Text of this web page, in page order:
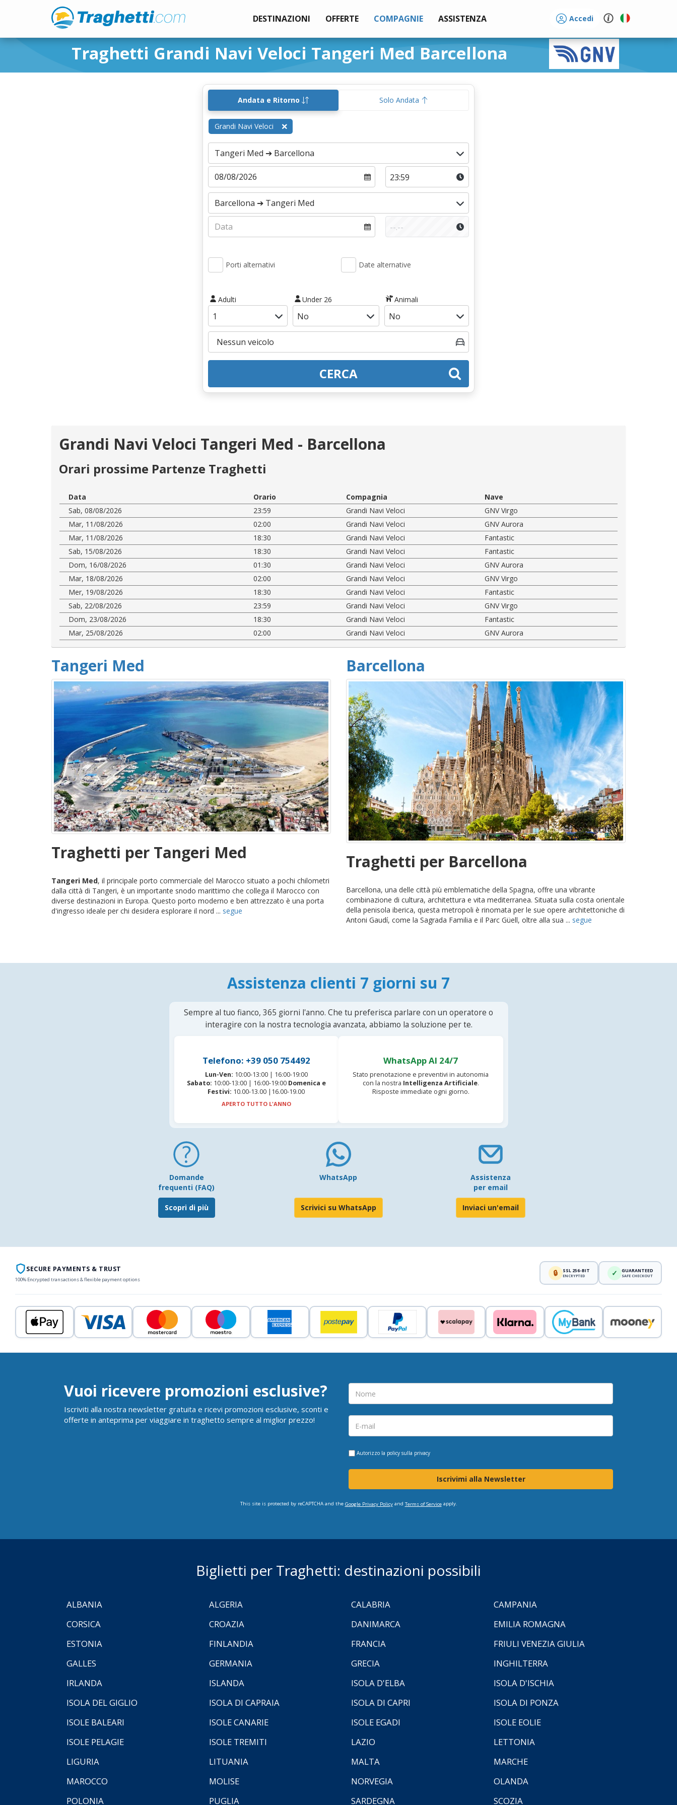
DESTINAZIONI OFFERTE COMPAGNIE ASSISTENZA Accedi
Traghetti Grandi Navi Veloci Tangeri Med Barcellona
Andata e Ritorno Solo Andata
Grandi Navi Veloci
Porti alternativi Date alternative
Adulti Under 26 Animali
CERCA
Grandi Navi Veloci Tangeri Med - Barcellona
Orari prossime Partenze Traghetti
Data Orario Compagnia
Nave
Sab, 08/08/2026
23:59 Grandi Navi Veloci
GNV Virgo
Mar, 11/08/2026
02:00 Grandi Navi Veloci
GNV Aurora
Mar, 11/08/2026
18:30 Grandi Navi Veloci
Fantastic
Sab, 15/08/2026
18:30 Grandi Navi Veloci
Fantastic
Dom, 16/08/2026
01:30 Grandi Navi Veloci
GNV Aurora
Mar, 18/08/2026
02:00 Grandi Navi Veloci
GNV Virgo
Mer, 19/08/2026
18:30 Grandi Navi Veloci
Fantastic
Sab, 22/08/2026
23:59 Grandi Navi Veloci
GNV Virgo
Dom, 23/08/2026
18:30 Grandi Navi Veloci
Fantastic
Mar, 25/08/2026
02:00 Grandi Navi Veloci GNV Aurora
Tangeri Med
Traghetti per Tangeri Med
Tangeri Med, il principale porto commerciale del Marocco situato a pochi chilometri
dalla città di Tangeri, è un importante snodo marittimo che collega il Marocco con
diverse destinazioni in Europa. Questo porto moderno e ben attrezzato è una porta
d'ingresso ideale per chi desidera esplorare il nord ... segue
Barcellona
Traghetti per Barcellona
Barcellona, una delle città più emblematiche della Spagna, offre una vibrante
combinazione di cultura, architettura e vita mediterranea. Situata sulla costa orientale
della penisola iberica, questa metropoli è rinomata per le sue opere architettoniche di
Antoni Gaudí, come la Sagrada Familia e il Parc Güell, oltre alla sua ... segue
Assistenza clienti 7 giorni su 7
Sempre al tuo fianco, 365 giorni l'anno. Che tu preferisca parlare con un operatore o
interagire con la nostra tecnologia avanzata, abbiamo la soluzione per te.
Telefono: +39 050 754492
Lun-Ven: 10:00-13:00 | 16:00-19:00
Sabato: 10:00-13:00 | 16:00-19:00 Domenica e
Festivi: 10.00-13.00 |16.00-19.00
APERTO TUTTO L'ANNO
WhatsApp AI 24/7
Stato prenotazione e preventivi in autonomia
con la nostra Intelligenza Artificiale.
Risposte immediate ogni giorno.
Domande
frequenti (FAQ)
Scopri di più
WhatsApp
Scrivici su WhatsApp
Assistenza
per email
Inviaci un'email
SECURE PAYMENTS & TRUST
100% Encrypted transactions & flexible payment options
🔒 SSL 256-BIT
ENCRYPTED ✓ GUARANTEED
SAFE CHECKOUT
Vuoi ricevere promozioni esclusive?
Iscriviti alla nostra newsletter gratuita e ricevi promozioni esclusive, sconti e
offerte in anteprima per viaggiare in traghetto sempre al miglior prezzo!
Autorizzo la policy sulla privacy
Iscrivimi alla Newsletter
This site is protected by reCAPTCHA and the Google Privacy Policyand Terms of Serviceapply.
Biglietti per Traghetti: destinazioni possibili
ALBANIA ALGERIA CALABRIA
CAMPANIA
CORSICA
CROAZIA DANIMARCA
EMILIA ROMAGNA
ESTONIA
FINLANDIA FRANCIA
FRIULI VENEZIA GIULIA
GALLES
GERMANIA GRECIA
INGHILTERRA
IRLANDA
ISLANDA ISOLA D'ELBA
ISOLA D'ISCHIA
ISOLA DEL GIGLIO
ISOLA DI CAPRAIA ISOLA DI CAPRI
ISOLA DI PONZA
ISOLE BALEARI
ISOLE CANARIE ISOLE EGADI
ISOLE EOLIE
ISOLE PELAGIE
ISOLE TREMITI LAZIO
LETTONIA
LIGURIA
LITUANIA MALTA
MARCHE
MAROCCO
MOLISE NORVEGIA
OLANDA
POLONIA
PUGLIA SARDEGNA SCOZIA